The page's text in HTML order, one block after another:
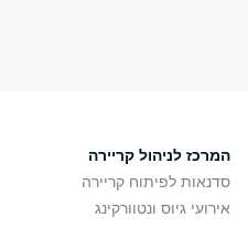
המרכז לניהול קריירה
סדנאות לפיתוח קריירה
אירועי גיוס ונטוורקינג